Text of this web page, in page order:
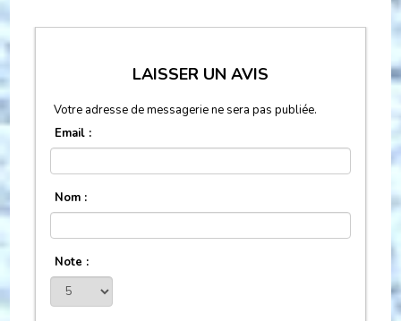
LAISSER UN AVIS
Votre adresse de messagerie ne sera pas publiée.
Email :
Nom :
Note :